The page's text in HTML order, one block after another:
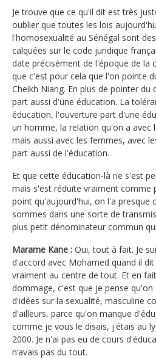
Je trouve que ce qu'il dit est très
oublier que toutes les lois
l'homosexualité au Sénégal sont
calquées sur le code juridique
date précisément de l'époque de la
que c'est pour cela que l'on pointe
Cheikh Niang. En plus de pointer du
part aussi d'une éducation. La
éducation, l'ouverture part d'une
un homme, la relation qu'on a avec
mais aussi avec les femmes, avec
part aussi de l'éducation.
Et que cette éducation-là ne s'est
mais s'est réduite vraiment comme
point qu'aujourd'hui, on l'a presque
sommes dans une sorte de
plus petit dénominateur commun
Marame Kane : Oui, tout à fait. Je
d'accord avec Mohamed quand il
vraiment au centre de tout. Et en
dommage, c'est que je pense qu'on
d'idées sur la sexualité, masculine
d'ailleurs, parce qu'on manque
comme je vous le disais, j'étais au
2000. Je n'ai pas eu de cours
n’avais pas du tout.